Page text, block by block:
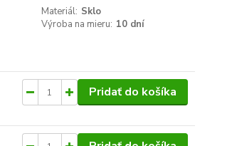
Materiál: Sklo
Výroba na mieru: 10 dní
Pridať do košíka